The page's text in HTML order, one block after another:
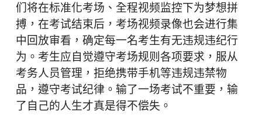
们将在标准化考场、全程视频监控下为梦想拼
搏，在考试结束后，考场视频录像也会进行集
中回放审看，确定每一名考生有无违规违纪行
为。考生应自觉遵守考场规则各项要求，服从
考务人员管理，拒绝携带手机等违规违禁物
品，遵守考试纪律。输了一场考试不重要，输
了自己的人生才真是得不偿失。